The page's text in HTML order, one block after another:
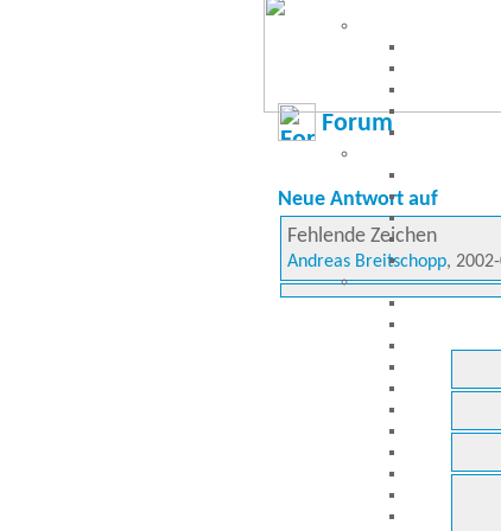
Forum
Neue Antwort auf
Fehlende Zeichen
Andreas Breitschopp,